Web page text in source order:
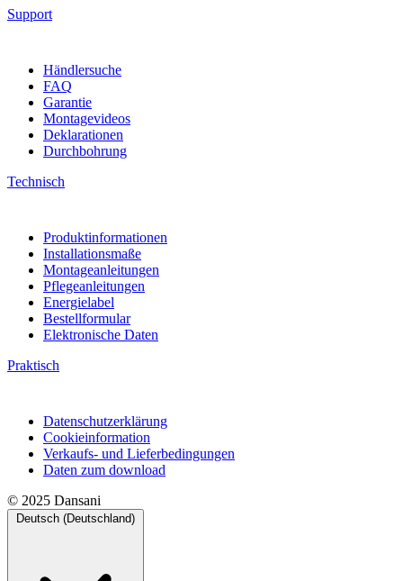
Support
Händlersuche
FAQ
Garantie
Montagevideos
Deklarationen
Durchbohrung
Technisch
Produktinformationen
Installationsmaße
Montageanleitungen
Pflegeanleitungen
Energielabel
Bestellformular
Elektronische Daten
Praktisch
Datenschutzerklärung
Cookieinformation
Verkaufs- und Lieferbedingungen
Daten zum download
© 2025 Dansani
Deutsch (Deutschland)